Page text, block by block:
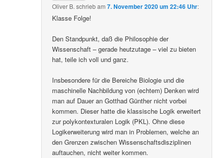
Oliver B. schriebam7. November 2020 um 22:46 Uhr:
Klasse Folge!
Den Standpunkt, daß die Philosophie der
Wissenschaft – gerade heutzutage – viel zu bieten
hat, teile ich voll und ganz.
Insbesondere für die Bereiche Biologie und die
maschinelle Nachbildung von (echtem) Denken wird
man auf Dauer an Gotthad Günther nicht vorbei
kommen. Dieser hatte die klassische Logik erweitert
zur polykontexturalen Logik (PKL). Ohne diese
Logikerweiterung wird man in Problemen, welche an
den Grenzen zwischen Wissenschaftsdisziplinen
auftauchen, nicht weiter kommen.